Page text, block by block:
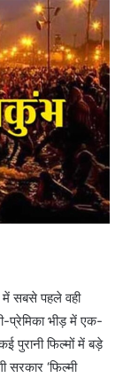
में सबसे पहले वही
प्रेमिका भीड़ में एक-
पुरानी फिल्मों में बड़े
सरकार ‘फिल्मी